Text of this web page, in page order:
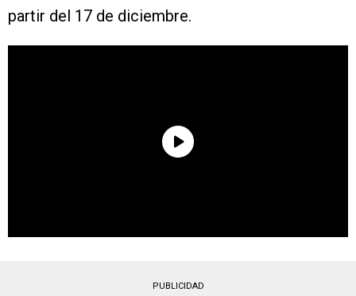
partir del 17 de diciembre.
PUBLICIDAD